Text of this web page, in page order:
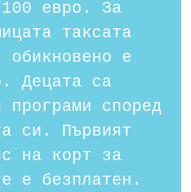
евро. За
таксата
е
Децата са
според
си. Първият
на корт за
е безплатен.